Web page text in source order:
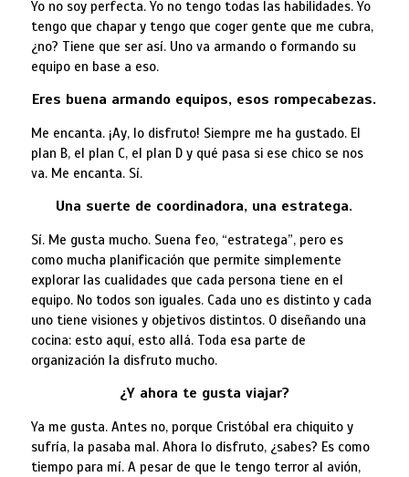
Yo no soy perfecta. Yo no tengo todas las habilidades. Yo
tengo que chapar y tengo que coger gente que me cubra,
¿no? Tiene que ser así. Uno va armando o formando su
equipo en base a eso.
Eres buena armando equipos, esos rompecabezas.
Me encanta. ¡Ay, lo disfruto! Siempre me ha gustado. El
plan B, el plan C, el plan D y qué pasa si ese chico se nos
va. Me encanta. Sí.
Una suerte de coordinadora, una estratega.
Sí. Me gusta mucho. Suena feo, “estratega”, pero es
como mucha planificación que permite simplemente
explorar las cualidades que cada persona tiene en el
equipo. No todos son iguales. Cada uno es distinto y cada
uno tiene visiones y objetivos distintos. O diseñando una
cocina: esto aquí, esto allá. Toda esa parte de
organización la disfruto mucho.
¿Y ahora te gusta viajar?
Ya me gusta. Antes no, porque Cristóbal era chiquito y
sufría, la pasaba mal. Ahora lo disfruto, ¿sabes? Es como
tiempo para mí. A pesar de que le tengo terror al avión,